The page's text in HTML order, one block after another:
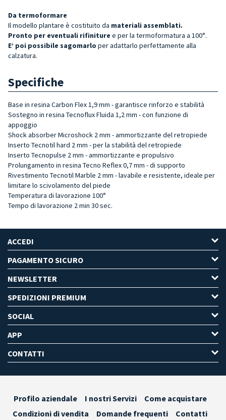
Da termoformare
Il modello plantare è costituito da materiali assemblati.
Pronto per eventuali rifiniture e per la termoformatura a 100°.
E’ poi possibile sagomarlo per adattarlo perfettamente alla
calzatura.
Specifiche
Base in resina Carbon Flex 1,9 mm - garantisce rinforzo e stabilità
Sostegno in resina Tecnoflux Fluida 1,2 mm - con funzione di
appoggio
Shock absorber Microshock 2 mm - ammortizzante del retropiede
Inserto Tecnotil hard 2 mm - per la stabilità del retropiede
Inserto Tecnopulse 2 mm - ammortizzante e propulsivo
Prolungamento in resina Tecno Reflex 0,7 mm - di supporto
Rivestimento Tecnotil Marble 2 mm - lavabile e resistente, ideale per
limitare lo scivolamento del piede
Temperatura di lavorazione 100°
Tempo di lavorazione 2 min 30 sec.
ACCEDI
PAGAMENTO SICURO
NEWSLETTER
SPEDIZIONI PREMIUM
SOCIAL
APP
CONTATTI
Profilo aziendale I nostri Servizi
Come acquistare
Condizioni di vendita
Domande frequenti Contatti